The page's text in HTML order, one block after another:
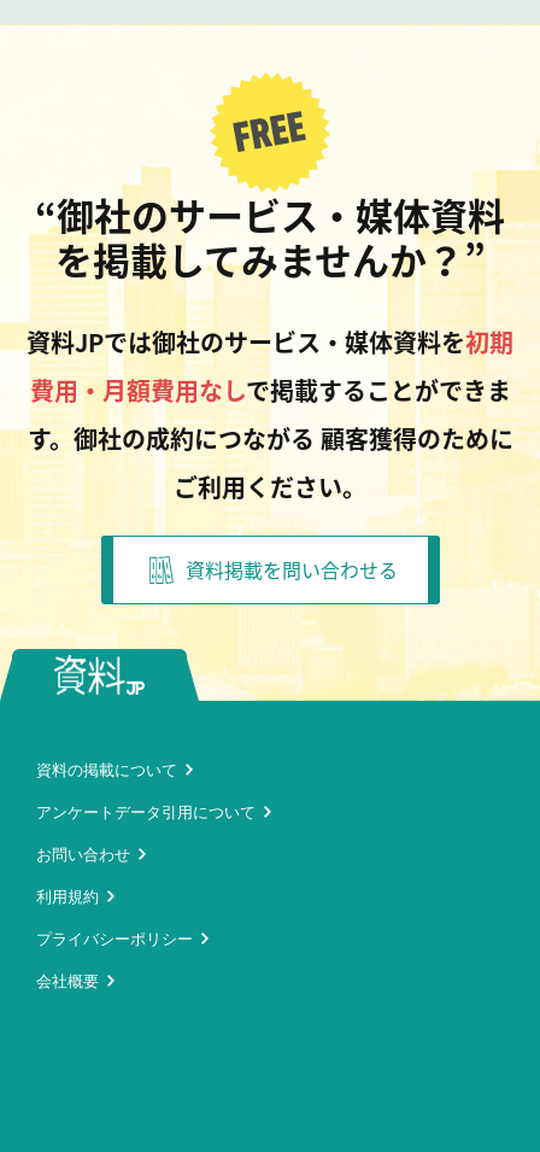
“御社のサービス・媒体資料
を掲載してみませんか？”
資料JPでは御社のサービス・媒体資料を初期
費用・月額費用なしで掲載することができま
す。御社の成約につながる 顧客獲得のために
ご利用ください。
資料掲載を問い合わせる
資料の掲載について
アンケートデータ引用について
お問い合わせ
利用規約
プライバシーポリシー
会社概要